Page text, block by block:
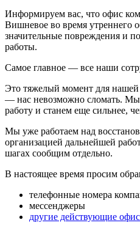
Информируем вас, что офис
Вишневое во время утреннего
значительные повреждения и
работы.
Самое главное — все наши
Это тяжелый момент для
— нас невозможно сломать. Мы
работу и станем еще сильнее,
Мы уже работаем над
организацией дальнейшей
шагах сообщим отдельно.
В настоящее время просим
телефонные номера
мессенджеры
другие действующие